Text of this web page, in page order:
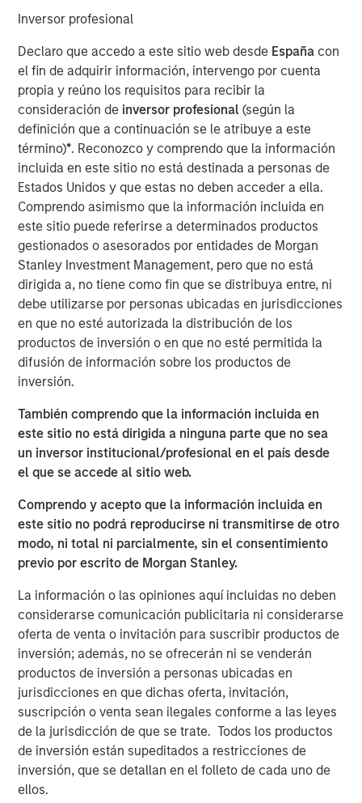
Inversor profesional
Declaro que accedo a este sitio web desde España con
el fin de adquirir información, intervengo por cuenta
propia y reúno los requisitos para recibir la
consideración de inversor profesional(según la
definición que a continuación se le atribuye a este
término)*. Reconozco y comprendo que la información
incluida en este sitio no está destinada a personas de
Estados Unidos y que estas no deben acceder a ella.
Comprendo asimismo que la información incluida en
este sitio puede referirse a determinados productos
gestionados o asesorados por entidades de Morgan
Stanley Investment Management, pero que no está
dirigida a, no tiene como fin que se distribuya entre, ni
debe utilizarse por personas ubicadas en jurisdicciones
en que no esté autorizada la distribución de los
productos de inversión o en que no esté permitida la
difusión de información sobre los productos de
inversión.
También comprendo que la información incluida en
este sitio no está dirigida a ninguna parte que no sea
un inversor institucional/profesional en el país desde
el que se accede al sitio web.
Comprendo y acepto que la información incluida en
este sitio no podrá reproducirse ni transmitirse de otro
modo, ni total ni parcialmente, sin el consentimiento
previo por escrito de Morgan Stanley.
La información o las opiniones aquí incluidas no deben
considerarse comunicación publicitaria ni considerarse
oferta de venta o invitación para suscribir productos de
inversión; además, no se ofrecerán ni se venderán
productos de inversión a personas ubicadas en
jurisdicciones en que dichas oferta, invitación,
suscripción o venta sean ilegales conforme a las leyes
de la jurisdicción de que se trate. Todos los productos
de inversión están supeditados a restricciones de
inversión, que se detallan en el folleto de cada uno de
ellos.
Tech Diffusion, Longevity, The Future of
Energy and Investing for a Multipolar World
are four key themes the Morgan Stanley
Research team believes will shape
industries, define investment decisions and
transform economies. Jitania Kandhari
shares her thoughts on how to unlock AI
alpha across markets and industries.”
Technology diffusion—the process through which new
technologies are adopted across broader populations
over time—is a powerful force that Morgan Stanley sees
reshaping industries, driving capital allocation and
redefining economies and risk assets globally. Among
technological advances, we believe AI could prove more
transformational to global productivity and growth than
even the internet or mobile phone—potentially creating a
$40 trillion total addressable market.
This figure reflects not only new products and services
but also operational efficiencies on a global scale. We’re
only in the early innings of a major investment cycle. As
AI proliferates across sectors, productivity gains and cost
savings could drive trillions in value creation. Capital
expenditure (capex) on AI infrastructure alone could
exceed $3 trillion over the next three years.
Nations are racing to gain geopolitical and economic
advantage. The U.S. is investing heavily in AI
infrastructure and enterprise applications. China, with its
deeply digitized economy, is focused on consumer-facing
applications. Meanwhile, AI is influencing capital markets,
with M&A activity likely to increase as firms reposition
around the technology.
West versus East: Two distinct AI ecosystems
From a top-down perspective, we believe much of the
trade war is also a tech war. AI’s complex hardware and